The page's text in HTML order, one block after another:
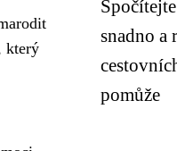
který
snadno a
pomůže